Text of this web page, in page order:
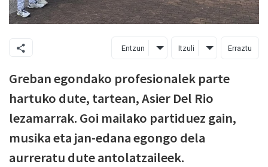
Entzun Itzuli Erraztu
Greban egondako profesionalek parte
hartuko dute, tartean, Asier Del Rio
lezamarrak. Goi mailako partiduez gain,
musika eta jan-edana egongo dela
aurreratu dute antolatzaileek.